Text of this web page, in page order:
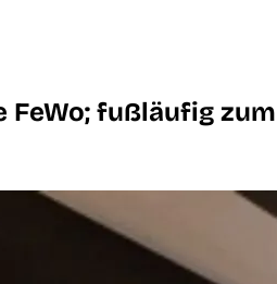
FeWo; fußläufig